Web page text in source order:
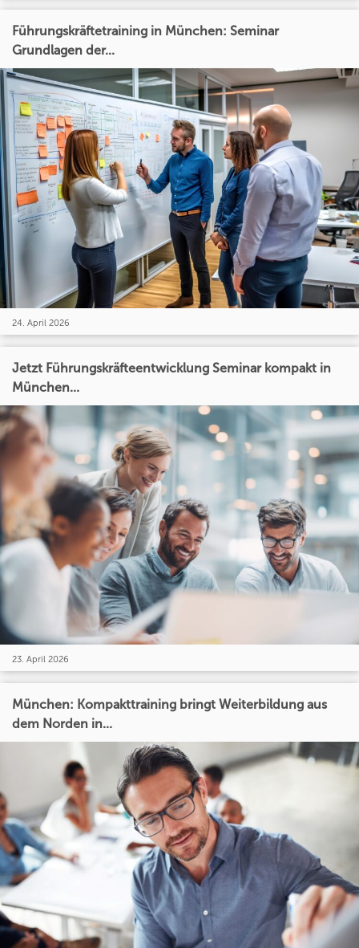
Führungskräftetraining in München: Seminar
Grundlagen der...
24. April 2026
Jetzt Führungskräfteentwicklung Seminar kompakt in
München...
23. April 2026
München: Kompakttraining bringt Weiterbildung aus
dem Norden in...